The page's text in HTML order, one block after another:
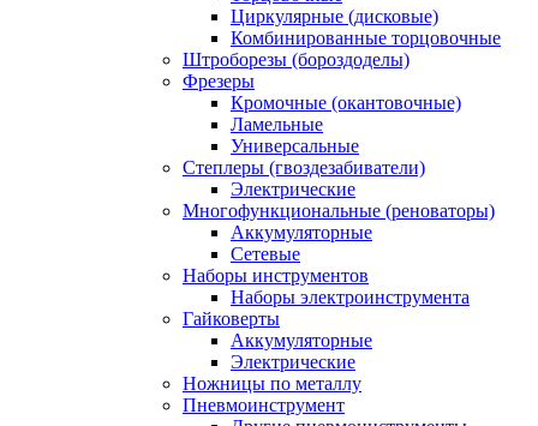
Циркулярные (дисковые)
Комбинированные торцовочные
Штроборезы (бороздоделы)
Фрезеры
Кромочные (окантовочные)
Ламельные
Универсальные
Степлеры (гвоздезабиватели)
Электрические
Многофункциональные (реноваторы)
Аккумуляторные
Сетевые
Наборы инструментов
Наборы электроинструмента
Гайковерты
Аккумуляторные
Электрические
Ножницы по металлу
Пневмоинструмент